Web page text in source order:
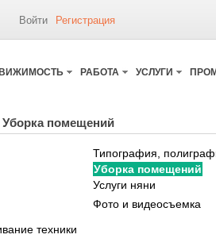
Войти Регистрация
РАБОТА УСЛУГИ
Уборка помещений
техники
Типография,
Уборка помещений
Услуги няни
Фото и видеосъемка